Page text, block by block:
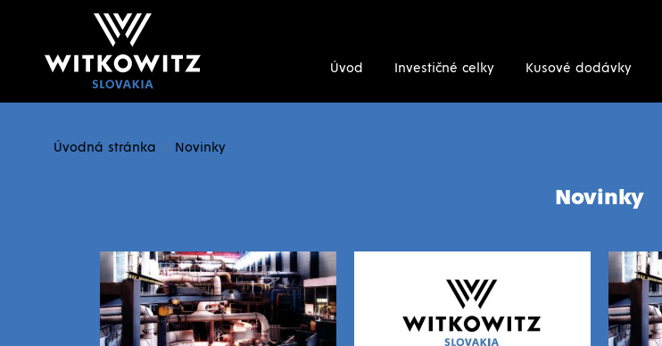
Úvod Investičné celky Kusové dodávky
Úvodná stránka Novinky
Novinky